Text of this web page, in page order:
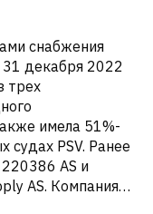
снабжения
декабря 2022
трех
имела 51%-
судах PSV. Ранее
AS и
AS. Компания